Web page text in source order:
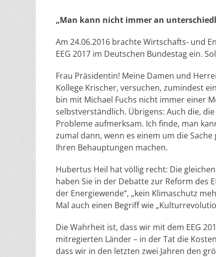
„Man kann nicht immer an
Am 24.06.2016 brachte Wirtschafts- und
EEG 2017 im Deutschen Bundestag ein.
Frau Präsidentin! Meine Damen und
Kollege Krischer, versuchen, zumindest
bin mit Michael Fuchs nicht immer einer
selbstverständlich. Übrigens: Auch die,
Probleme aufmerksam. Ich finde, man
zumal dann, wenn es einem um die
Ihren Behauptungen machen.
Hubertus Heil hat völlig recht: Die
haben Sie in der Debatte zur Reform des
der Energiewende“, „kein Klimaschutz
Mal auch einen Begriff wie
Die Wahrheit ist, dass wir mit dem EEG
mitregierten Länder – in der Tat die
dass wir in den letzten zwei Jahren den